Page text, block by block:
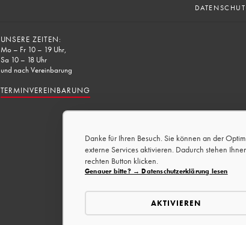
Danke für Ihren Besuch. Sie können an der
externe Services aktivieren. Dadurch stehen
rechten Button klicken.
Genauer bitte? → Datenschutzerklärung lesen
AKTIVIEREN
UNSERE ZEITEN:
Mo – Fr 10 – 19 Uhr,
Sa 10 – 18 Uhr
und nach Vereinbarung
TERMINVEREINBARUNG